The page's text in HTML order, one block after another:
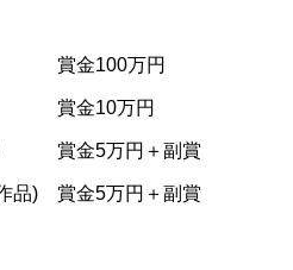
) 賞金100万円
賞金10万円
) 賞金5万円＋副賞
品) 賞金5万円＋副賞